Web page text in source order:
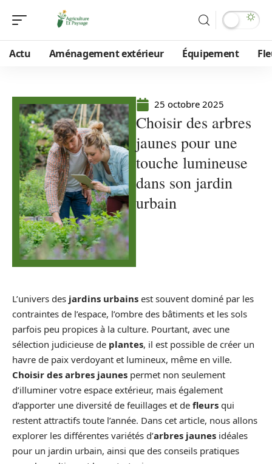
Actu Aménagement extérieur Équipement
25 octobre 2025
Choisir des arbres
jaunes pour une
touche lumineuse
dans son jardin
urbain
L’univers des jardins urbains est souvent dominé par les
contraintes de l’espace, l’ombre des bâtiments et les sols
parfois peu propices à la culture. Pourtant, avec une
sélection judicieuse de plantes, il est possible de créer un
havre de paix verdoyant et lumineux, même en ville.
Choisir des arbres jaunes permet non seulement
d’illuminer votre espace extérieur, mais également
d’apporter une diversité de feuillages et de fleurs qui
restent attractifs toute l’année. Dans cet article, nous allons
explorer les différentes variétés d’arbres jaunes idéales
pour un jardin urbain, ainsi que des conseils pratiques